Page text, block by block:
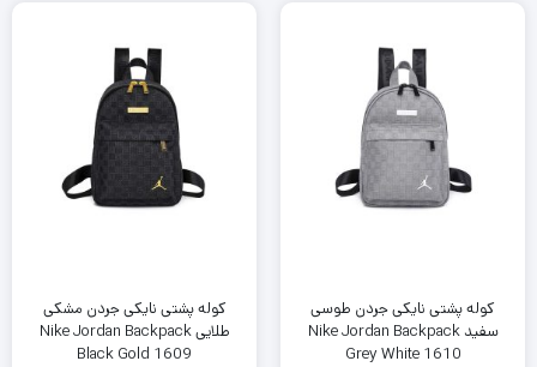
کوله پشتی نایکی جردن طوسی
سفید Nike Jordan Backpack
Grey White 1610
کوله پشتی نایکی جردن مشکی
طلایی Nike Jordan Backpack
Black Gold 1609